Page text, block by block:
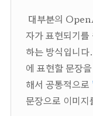
대부분의
자가 표현되기를
하는 방식입니
에 표현할 문장
해서 공통적으로
문장으로 이미